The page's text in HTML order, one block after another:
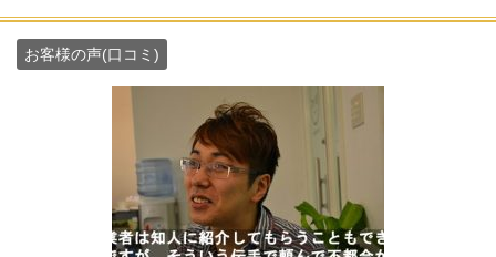
お客様の声(口コミ)